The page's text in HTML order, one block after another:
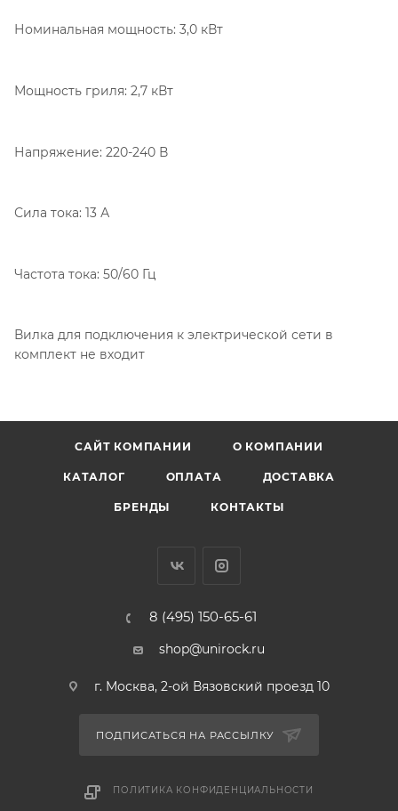
Номинальная мощность: 3,0 кВт
Мощность гриля: 2,7 кВт
Напряжение: 220-240 В
Сила тока: 13 А
Частота тока: 50/60 Гц
Вилка для подключения к электрической сети в
комплект не входит
САЙТ КОМПАНИИ О КОМПАНИИ
КАТАЛОГ ОПЛАТА ДОСТАВКА
БРЕНДЫ КОНТАКТЫ
8 (495) 150-65-61
shop@unirock.ru
г. Москва, 2-ой Вязовский проезд 10
ПОДПИСАТЬСЯ НА РАССЫЛКУ
ПОЛИТИКА КОНФИДЕНЦИАЛЬНОСТИ